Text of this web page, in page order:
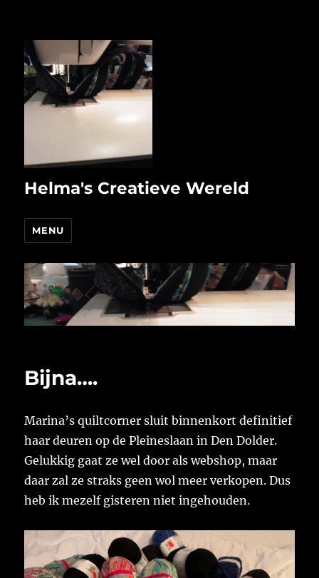
Helma's Creatieve Wereld
MENU
Bijna….
Marina’s quiltcorner sluit binnenkort definitief
haar deuren op de Pleineslaan in Den Dolder.
Gelukkig gaat ze wel door als webshop, maar
daar zal ze straks geen wol meer verkopen. Dus
heb ik mezelf gisteren niet ingehouden.